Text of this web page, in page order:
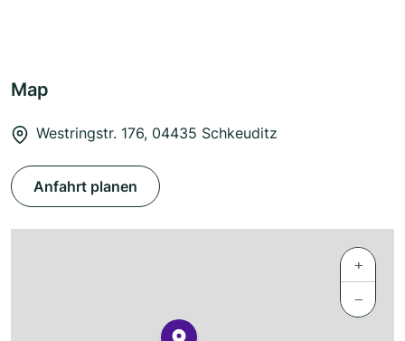
Map
Westringstr. 176, 04435 Schkeuditz
Anfahrt planen
+
−